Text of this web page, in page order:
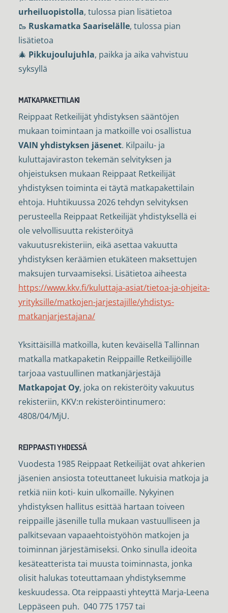
urheiluopistolla, tulossa pian lisätietoa
🥾 Ruskamatka Saariselälle, tulossa pian
lisätietoa
🎄 Pikkujoulujuhla, paikka ja aika vahvistuu
syksyllä
MATKAPAKETTILAKI
Reippaat Retkeilijät yhdistyksen sääntöjen
mukaan toimintaan ja matkoille voi osallistua
VAIN yhdistyksen jäsenet. Kilpailu- ja
kuluttajaviraston tekemän selvityksen ja
ohjeistuksen mukaan Reippaat Retkeilijät
yhdistyksen toiminta ei täytä matkapakettilain
ehtoja. Huhtikuussa 2026 tehdyn selvityksen
perusteella Reippaat Retkeilijät yhdistyksellä ei
ole velvollisuutta rekisteröityä
vakuutusrekisteriin, eikä asettaa vakuutta
yhdistyksen keräämien etukäteen maksettujen
maksujen turvaamiseksi. Lisätietoa aiheesta
https://www.kkv.fi/kuluttaja-asiat/tietoa-ja-ohjeita-
yrityksille/matkojen-jarjestajille/yhdistys-
matkanjarjestajana/
Yksittäisillä matkoilla, kuten keväisellä Tallinnan
matkalla matkapaketin Reippaille Retkeilijöille
tarjoaa vastuullinen matkanjärjestäjä
Matkapojat Oy, joka on rekisteröity vakuutus
rekisteriin, KKV:n rekisteröintinumero:
4808/04/MjU.
REIPPAASTI YHDESSÄ
Vuodesta 1985 Reippaat Retkeilijät ovat ahkerien
jäsenien ansiosta toteuttaneet lukuisia matkoja ja
retkiä niin koti- kuin ulkomaille. Nykyinen
yhdistyksen hallitus esittää hartaan toiveen
reippaille jäsenille tulla mukaan vastuulliseen ja
palkitsevaan vapaaehtoistyöhön matkojen ja
toiminnan järjestämiseksi. Onko sinulla ideoita
kesäteatterista tai muusta toiminnasta, jonka
olisit halukas toteuttamaan yhdistyksemme
keskuudessa. Ota reippaasti yhteyttä Marja-Leena
Leppäseen puh. 040 775 1757 tai